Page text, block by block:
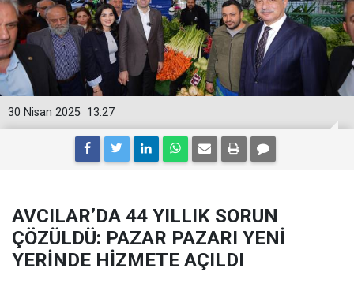
13:27
30 Nisan 2025
AVCILAR’DA 44 YILLIK SORUN
ÇÖZÜLDÜ: PAZAR PAZARI YENİ
YERİNDE HİZMETE AÇILDI